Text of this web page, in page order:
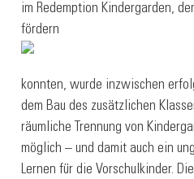
im Redemption Kindergarden,
fördern
konnten, wurde inzwischen
dem Bau des zusätzlichen
räumliche Trennung von
möglich – und damit auch ein
Lernen für die Vorschulkinder.